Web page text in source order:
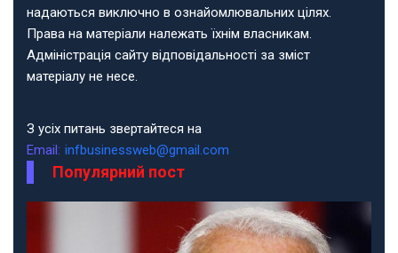
надаються виключно в ознайомлювальних цілях.
Права на матеріали належать їхнім власникам.
Адміністрація сайту відповідальності за зміст
матеріалу не несе.
З усіх питань звертайтеся на
Email: infbusinessweb@gmail.com
Популярний пост